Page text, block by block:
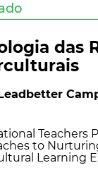
das
Teachers
to
Learning